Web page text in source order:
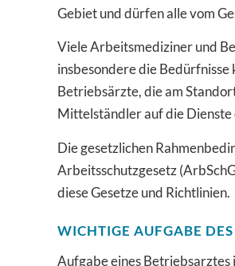
Gebiet und dürfen alle vom
Viele Arbeitsmediziner und
insbesondere die
Betriebsärzte, die am
Mittelständler auf die
Die gesetzlichen
Arbeitsschutzgesetz
diese Gesetze und Richtlinien.
WICHTIGE AUFGABE
Aufgabe eines Betriebsarztes